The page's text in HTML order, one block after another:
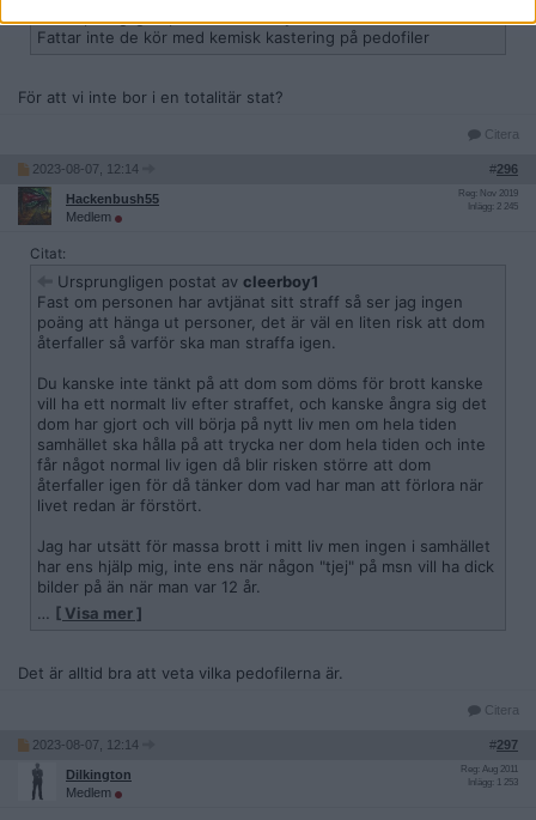
Fattar inte de kör med kemisk kastering på pedofiler
För att vi inte bor i en totalitär stat?
Citera
2023-08-07, 12:14 #296
Hackenbush55
Medlem
Reg: Nov 2019
Inlägg: 2 245
Citat:
Ursprungligen postat av cleerboy1
Fast om personen har avtjänat sitt straff så ser jag ingen
poäng att hänga ut personer, det är väl en liten risk att dom
återfaller så varför ska man straffa igen.
Du kanske inte tänkt på att dom som döms för brott kanske
vill ha ett normalt liv efter straffet, och kanske ångra sig det
dom har gjort och vill börja på nytt liv men om hela tiden
samhället ska hålla på att trycka ner dom hela tiden och inte
får något normal liv igen då blir risken större att dom
återfaller igen för då tänker dom vad har man att förlora när
livet redan är förstört.
Jag har utsätt för massa brott i mitt liv men ingen i samhället
har ens hjälp mig, inte ens när någon "tjej" på msn vill ha dick
bilder på än när man var 12 år.
Och jag mår inte dåligt över att skickat disk bild till någon
försöka förstöra personen liv som vill ha bild från mig och
göra så att personen tar sitt liv eller blir skadad ser jag ingen
Ofta blir brottslingar blir skada än offert, då syfta jag på
lättare brott.
… [ Visa mer ]
Det är alltid bra att veta vilka pedofilerna är.
Citera
2023-08-07, 12:14 #297
Dilkington
Medlem
Reg: Aug 2011
Inlägg: 1 253